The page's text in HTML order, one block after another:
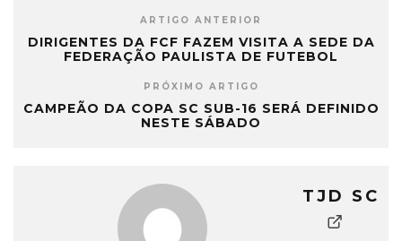
ARTIGO ANTERIOR
DIRIGENTES DA FCF FAZEM VISITA A SEDE DA
FEDERAÇÃO PAULISTA DE FUTEBOL
PRÓXIMO ARTIGO
CAMPEÃO DA COPA SC SUB-16 SERÁ DEFINIDO
NESTE SÁBADO
TJD SC